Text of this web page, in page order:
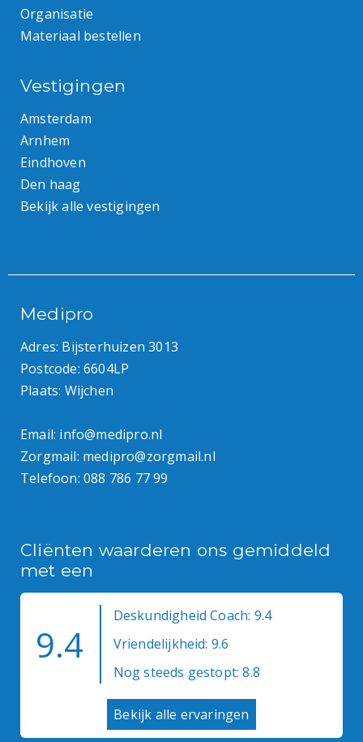
Organisatie
Materiaal bestellen
Vestigingen
Amsterdam
Arnhem
Eindhoven
Den haag
Bekijk alle vestigingen
Medipro
Adres: Bijsterhuizen 3013
Postcode: 6604LP
Plaats: Wijchen
Email: info@medipro.nl
Zorgmail: medipro@zorgmail.nl
Telefoon: 088 786 77 99
Cliënten waarderen ons gemiddeld
met een
9.4
Deskundigheid Coach: 9.4
Vriendelijkheid: 9.6
Nog steeds gestopt: 8.8
Bekijk alle ervaringen